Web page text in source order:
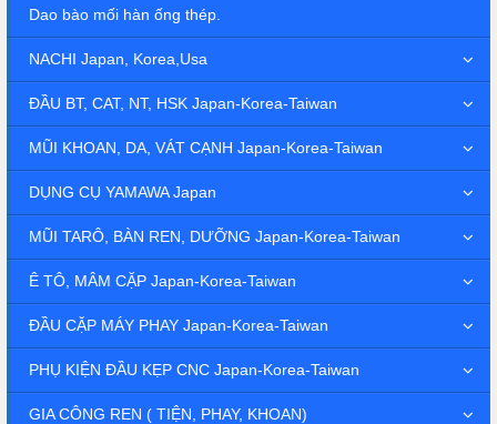
Dao bào mối hàn ống thép.
NACHI Japan, Korea,Usa
ĐẦU BT, CAT, NT, HSK Japan-Korea-Taiwan
MŨI KHOAN, DA, VÁT CẠNH Japan-Korea-Taiwan
DỤNG CỤ YAMAWA Japan
MŨI TARÔ, BÀN REN, DƯỠNG Japan-Korea-Taiwan
Ê TÔ, MÂM CẶP Japan-Korea-Taiwan
ĐẦU CẶP MÁY PHAY Japan-Korea-Taiwan
PHỤ KIỆN ĐẦU KẸP CNC Japan-Korea-Taiwan
GIA CÔNG REN ( TIỆN, PHAY, KHOAN)